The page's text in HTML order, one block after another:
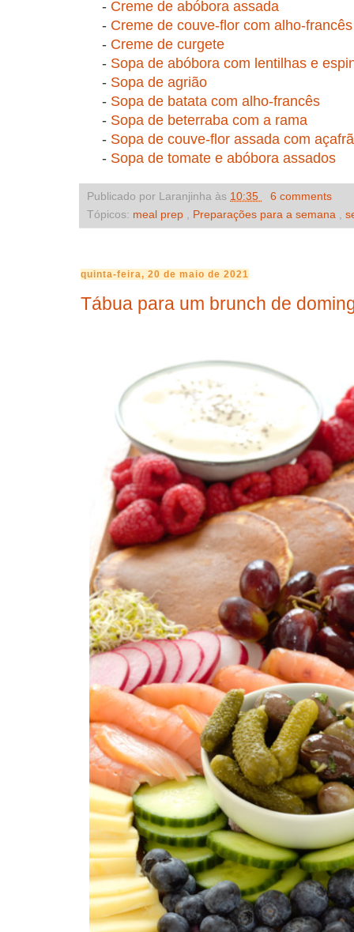
- Creme de abóbora assada
- Creme de couve-flor com alho-francês
- Creme de curgete
- Sopa de abóbora com lentilhas e
- Sopa de agrião
- Sopa de batata com alho-francês
- Sopa de beterraba com a rama
- Sopa de couve-flor assada com
- Sopa de tomate e abóbora assados
Publicado por Laranjinha às 10:35
6 comments
Tópicos: meal prep Preparações para a semana
quinta-feira, 20 de maio de 2021
Tábua para um brunch de